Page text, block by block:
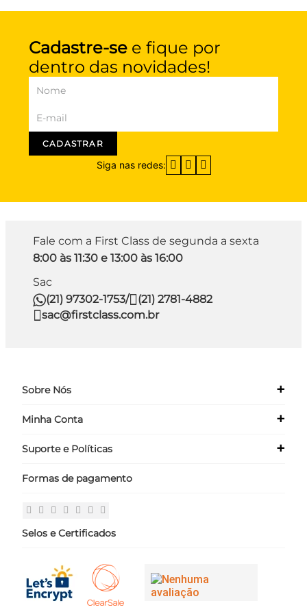
Cadastre-se e fique por
dentro das novidades!
CADASTRAR
Siga nas redes:
Fale com a First Class de segunda a sexta
8:00 às 11:30 e 13:00 às 16:00
Sac
(21) 97302-1753/
(21) 2781-4882
sac@firstclass.com.br
Sobre Nós +
Quem Somos
Minha Conta +
Meus Dados
Suporte e Políticas +
Políticas
Fale Conosco
Formas de pagamento
Selos e Certificados